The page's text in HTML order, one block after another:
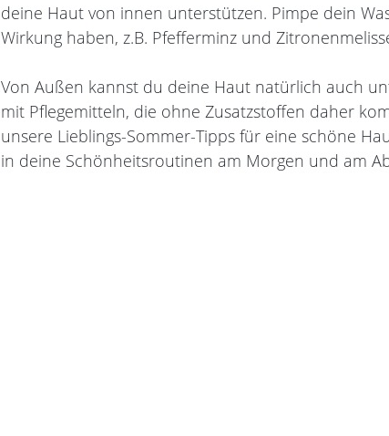
deine Haut von innen unterstützen. Pimpe dein
Wirkung haben, z.B. Pfefferminz und
Von Außen kannst du deine Haut natürlich auch
mit Pflegemitteln, die ohne Zusatzstoffen daher
unsere Lieblings-Sommer-Tipps für eine schöne
in deine Schönheitsroutinen am Morgen und am